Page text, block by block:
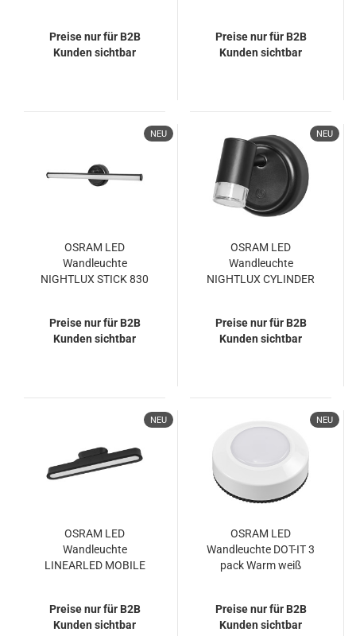
4099854478789
Preise nur für B2B
Kunden sichtbar
4099854478826
Preise nur für B2B
Kunden sichtbar
NEU
OSRAM LED
Wandleuchte
NIGHTLUX STICK 830
4099854478888
Preise nur für B2B
Kunden sichtbar
NEU
OSRAM LED
Wandleuchte
NIGHTLUX CYLINDER
4099854478918
Preise nur für B2B
Kunden sichtbar
NEU
OSRAM LED
Wandleuchte
LINEARLED MOBILE
weiß,Kaltes Tageslicht
4099854479298
Preise nur für B2B
Kunden sichtbar
NEU
OSRAM LED
Wandleuchte DOT-IT 3
pack Warm weiß
Preise nur für B2B
Kunden sichtbar